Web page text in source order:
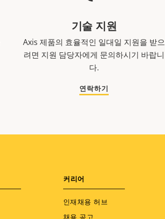
기술 지원
Axis 제품의 효율적인 일대일 지원을 받으
려면 지원 담당자에게 문의하시기 바랍니
다.
연락하기
커리어
인재채용 허브
채용 공고